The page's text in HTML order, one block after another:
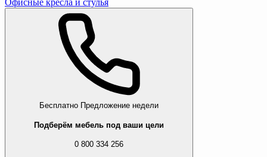
Бесплатно Предложение недели
Подберём мебель под ваши цели
0 800 334 256